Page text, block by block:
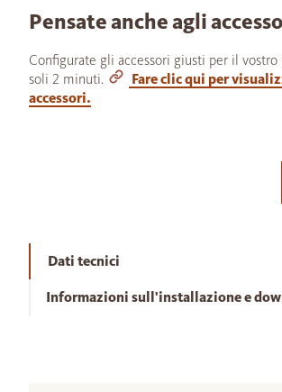
Pensate anche agli
Configurate gli accessori giusti per il
soli 2 minuti.
Fare clic qui per
accessori.
Dati tecnici
Informazioni sull'installazione e